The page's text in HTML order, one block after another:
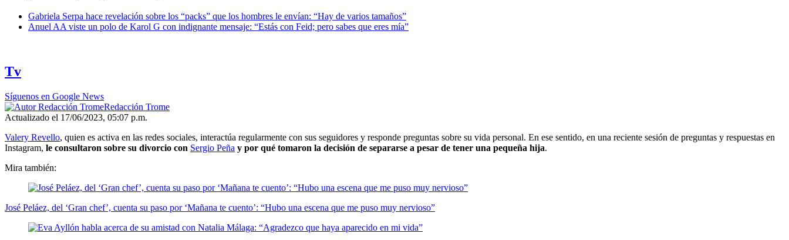
Gabriela Serpa hace revelación sobre los “packs” que los hombres le envían: “Hay de varios tamaños”
Anuel AA viste un polo de Karol G con indignante mensaje: “Estás con Feid; pero sabes que eres mía”
Tv
Síguenos en Google News
Redacción Trome
Actualizado el 17/06/2023, 05:07 p.m.
Valery Revello, quien es activa en las redes sociales, interactúa regularmente con sus seguidores y responde preguntas sobre su vida personal. En ese sentido, en una reciente sesión de preguntas y respuestas en
Instagram, le consultaron sobre su divorcio con Sergio Peña y por qué tomaron la decisión de separarse a pesar de tener una pequeña hija.
Mira también:
José Peláez, del ‘Gran chef’, cuenta su paso por ‘Mañana te cuento’: “Hubo una escena que me puso muy nervioso”